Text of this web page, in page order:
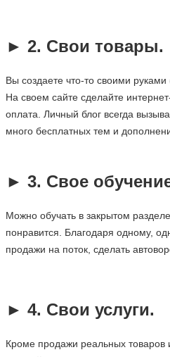
► 2. Свои товары.
Вы создаете что-то своими
На своем сайте сделайте
оплата. Личный блог всегда
много бесплатных тем и
► 3. Свое
Можно обучать в закрытом
понравится. Благодаря одному,
продажи на поток, сделать
► 4. Свои услуги.
Кроме продажи реальных товаров